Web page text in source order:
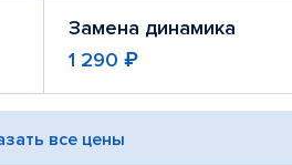
Замена динамика
1 290 ₽
все цены